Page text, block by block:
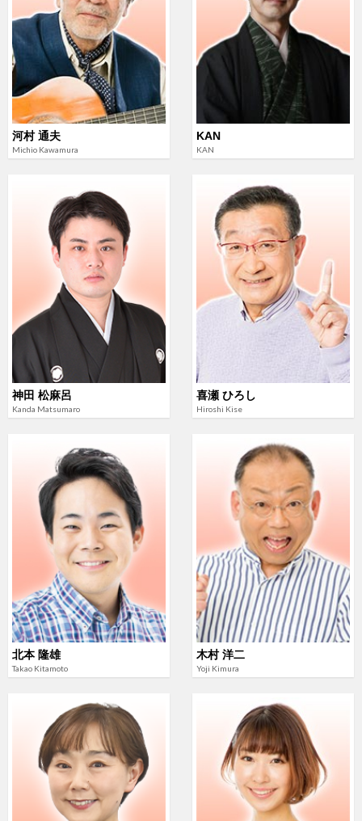
河村 通夫
Michio Kawamura
KAN
KAN
神田 松麻呂
Kanda Matsumaro
喜瀬 ひろし
Hiroshi Kise
北本 隆雄
Takao Kitamoto
木村 洋二
Yoji Kimura